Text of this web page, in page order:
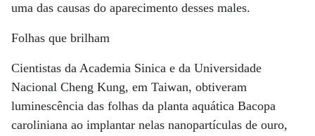
uma das causas do aparecimento desses males.
Folhas que brilham
Cientistas da Academia Sinica e da Universidade
Nacional Cheng Kung, em Taiwan, obtiveram
luminescência das folhas da planta aquática Bacopa
caroliniana ao implantar nelas nanopartículas de ouro,